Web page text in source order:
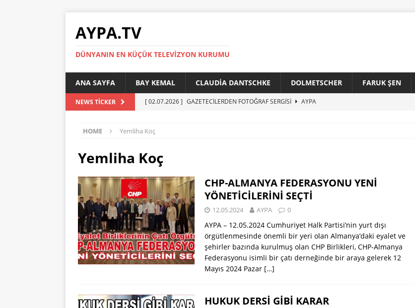
AYPA.TV
DÜNYANIN EN KÜÇÜK TELEVIZYON KURUMU
ANA SAYFA BAY KEMAL CLAUDIA DANTSCHKE DOLMETSCHER FARUK ŞEN
NEWS TICKER [ 02.07.2026 ] GAZETECİLERDEN FOTOĞRAF SERGİSİ
AYPA
[ 27.05.2026 ]
[ 19.05.2026 ]
[ 05.07.2026 ]
AYPA
HOME Yemliha Koç
Yemliha Koç
CHP-ALMANYA FEDERASYONU YENİ
YÖNETİCİLERİNİ SEÇTİ
12.05.2024 AYPA 0
AYPA – 12.05.2024 Cumhuriyet Halk Partisi’nin yurt dışı
örgütlenmesinde önemli bir yeri olan Almanya’daki eyalet ve
şehirler bazında kurulmuş olan CHP Birlikleri, CHP-Almanya
Federasyonu isimli bir çatı derneğinde bir araya gelerek 12
Mayıs 2024 Pazar […]
HUKUK DERSİ GİBİ KARAR